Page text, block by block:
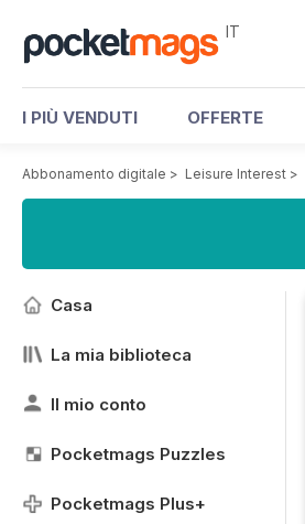
IT
I PIÙ VENDUTI OFFERTE
Abbonamento digitale > Leisure Interest >
Casa
La mia biblioteca
Il mio conto
Pocketmags Puzzles
Pocketmags Plus+